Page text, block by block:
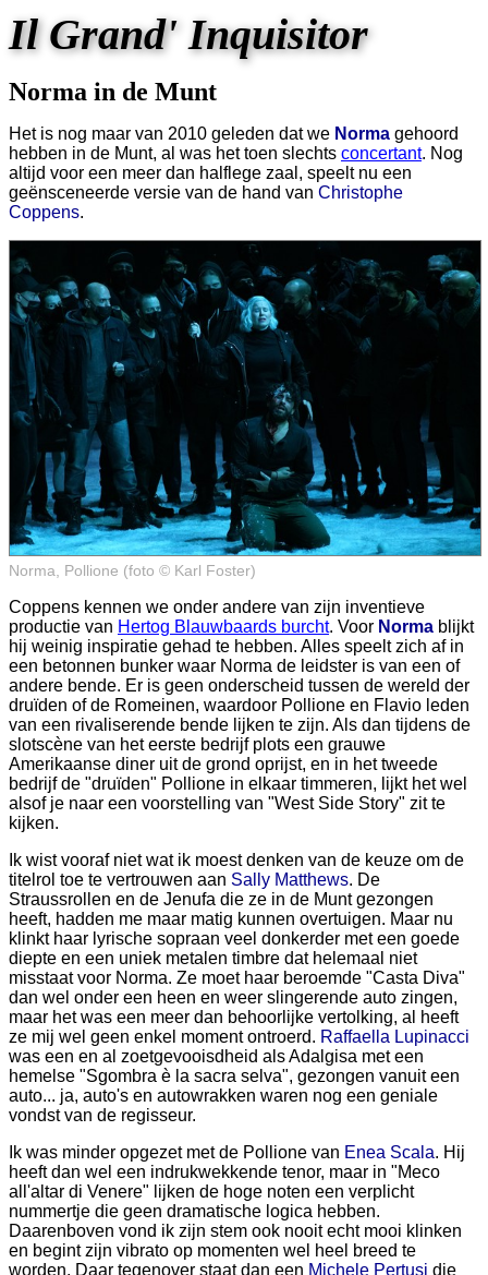
Il Grand' Inquisitor
Norma in de Munt
Het is nog maar van 2010 geleden dat we Norma gehoord
hebben in de Munt, al was het toen slechts concertant. Nog
altijd voor een meer dan halflege zaal, speelt nu een
geënsceneerde versie van de hand van Christophe
Coppens.
Norma, Pollione (foto © Karl Foster)
Coppens kennen we onder andere van zijn inventieve
productie van Hertog Blauwbaards burcht. Voor Norma blijkt
hij weinig inspiratie gehad te hebben. Alles speelt zich af in
een betonnen bunker waar Norma de leidster is van een of
andere bende. Er is geen onderscheid tussen de wereld der
druïden of de Romeinen, waardoor Pollione en Flavio leden
van een rivaliserende bende lijken te zijn. Als dan tijdens de
slotscène van het eerste bedrijf plots een grauwe
Amerikaanse diner uit de grond oprijst, en in het tweede
bedrijf de "druïden" Pollione in elkaar timmeren, lijkt het wel
alsof je naar een voorstelling van "West Side Story" zit te
kijken.
Ik wist vooraf niet wat ik moest denken van de keuze om de
titelrol toe te vertrouwen aan Sally Matthews. De
Straussrollen en de Jenufa die ze in de Munt gezongen
heeft, hadden me maar matig kunnen overtuigen. Maar nu
klinkt haar lyrische sopraan veel donkerder met een goede
diepte en een uniek metalen timbre dat helemaal niet
misstaat voor Norma. Ze moet haar beroemde "Casta Diva"
dan wel onder een heen en weer slingerende auto zingen,
maar het was een meer dan behoorlijke vertolking, al heeft
ze mij wel geen enkel moment ontroerd. Raffaella Lupinacci
was een en al zoetgevooisdheid als Adalgisa met een
hemelse "Sgombra è la sacra selva", gezongen vanuit een
auto... ja, auto's en autowrakken waren nog een geniale
vondst van de regisseur.
Ik was minder opgezet met de Pollione van Enea Scala. Hij
heeft dan wel een indrukwekkende tenor, maar in "Meco
all'altar di Venere" lijken de hoge noten een verplicht
nummertje die geen dramatische logica hebben.
Daarenboven vond ik zijn stem ook nooit echt mooi klinken
en begint zijn vibrato op momenten wel heel breed te
worden. Daar tegenover staat dan een Michele Pertusi die